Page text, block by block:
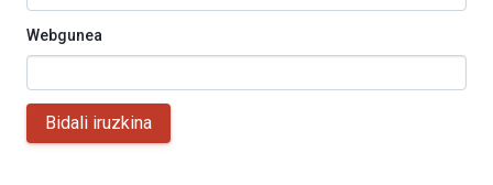
Webgunea
Bidali iruzkina